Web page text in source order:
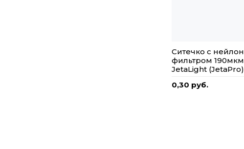
Ситечко с нейлон
фильтром 190мкм
JetaLight (JetaPro)
0,30 руб.